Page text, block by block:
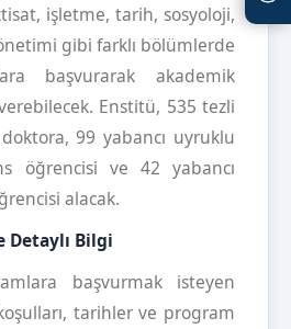
işletme, tarih, sosyoloji,
gibi farklı bölümlerde
başvurarak akademik
Enstitü, 535 tezli
99 yabancı uyruklu
öğrencisi ve 42 yabancı
alacak.
Detaylı Bilgi
başvurmak isteyen
tarihler ve program